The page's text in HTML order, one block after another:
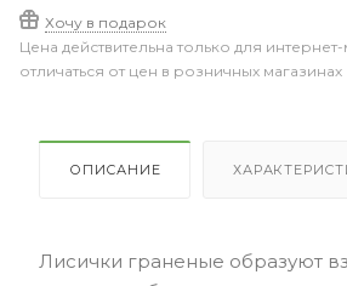
Хочу в подарок
Цена действительна только для
отличаться от цен в розничных магазинах
ОПИСАНИЕ
Лисички граненые образуют